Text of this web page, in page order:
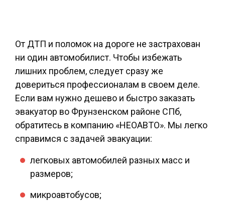
От ДТП и поломок на дороге не застрахован
ни один автомобилист. Чтобы избежать
лишних проблем, следует сразу же
довериться профессионалам в своем деле.
Если вам нужно дешево и быстро заказать
эвакуатор во Фрунзенском районе СПб,
обратитесь в компанию «НЕОАВТО». Мы легко
справимся с задачей эвакуации:
легковых автомобилей разных масс и
размеров;
микроавтобусов;